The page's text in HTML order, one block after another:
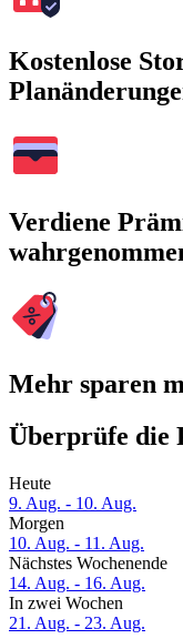
Kostenlose
Verdiene
Mehr sparen
Überprüfe die
Heute
9. Aug. - 10. Aug.
Morgen
10. Aug. - 11. Aug.
Nächstes Wochenende
14. Aug. - 16. Aug.
In zwei Wochen
21. Aug. - 23. Aug.